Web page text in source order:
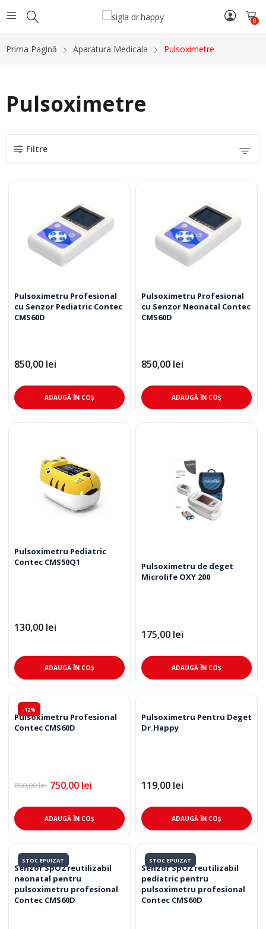
0
Prima Pagină Aparatura Medicala Pulsoximetre
Pulsoximetre
Filtre
Pulsoximetru Profesional
cu Senzor Pediatric Contec
CMS60D
850,00 lei
ADAUGĂ ÎN COȘ
Pulsoximetru Profesional
cu Senzor Neonatal Contec
CMS60D
850,00 lei
ADAUGĂ ÎN COȘ
Pulsoximetru Pediatric
Contec CMS50Q1
130,00 lei
ADAUGĂ ÎN COȘ
Pulsoximetru de deget
Microlife OXY 200
175,00 lei
ADAUGĂ ÎN COȘ
-12%
Pulsoximetru Profesional
Contec CMS60D
850,00lei
Prețul
a
fost:
850,00 lei.
750,00 lei
Prețul
este:
750,00 lei.ADAUGĂ ÎN COȘ
Pulsoximetru Pentru Deget
Dr.Happy
119,00 lei
ADAUGĂ ÎN COȘ
STOC EPUIZAT
Senzor SpO2 reutilizabil
neonatal pentru
pulsoximetru profesional
Contec CMS60D
STOC EPUIZAT
Senzor SpO2 reutilizabil
pediatric pentru
pulsoximetru profesional
Contec CMS60D